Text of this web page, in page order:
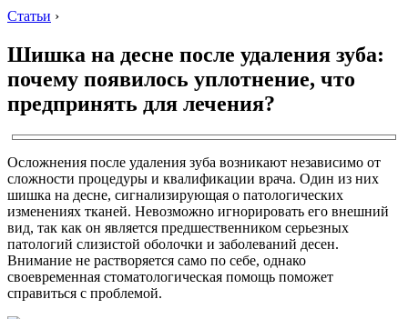
Статьи ›
Шишка на десне после удаления зуба:
почему появилось уплотнение, что
предпринять для лечения?
Осложнения после удаления зуба возникают независимо от
сложности процедуры и квалификации врача. Один из них
шишка на десне, сигнализирующая о патологических
изменениях тканей. Невозможно игнорировать его внешний
вид, так как он является предшественником серьезных
патологий слизистой оболочки и заболеваний десен.
Внимание не растворяется само по себе, однако
своевременная стоматологическая помощь поможет
справиться с проблемой.